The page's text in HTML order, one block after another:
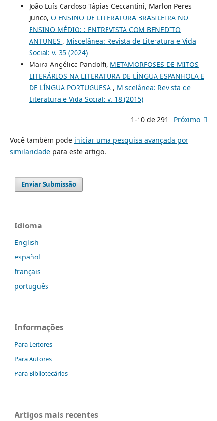
João Luís Cardoso Tápias Ceccantini, Marlon Peres
Junco, O ENSINO DE LITERATURA BRASILEIRA NO
ENSINO MÉDIO: : ENTREVISTA COM BENEDITO
ANTUNES , Miscelânea: Revista de Literatura e Vida
Social: v. 35 (2024)
Maira Angélica Pandolfi, METAMORFOSES DE MITOS
LITERÁRIOS NA LITERATURA DE LÍNGUA ESPANHOLA E
DE LÍNGUA PORTUGUESA , Miscelânea: Revista de
Literatura e Vida Social: v. 18 (2015)
1-10 de 291 Próximo
Você também pode iniciar uma pesquisa avançada por
similaridadepara este artigo.
Enviar Submissão
Idioma
English
español
français
português
Informações
Para Leitores
Para Autores
Para Bibliotecários
Artigos mais recentes